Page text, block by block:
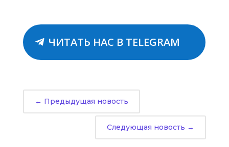
ЧИТАТЬ НАС В TELEGRAM
← Предыдущая новость
Следующая новость →